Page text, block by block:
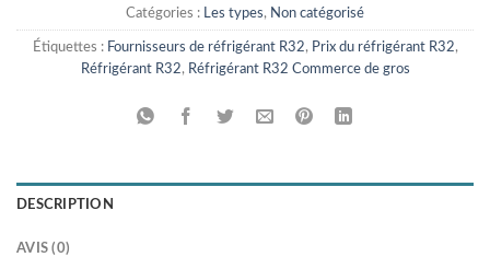
Catégories : Les types, Non catégorisé
Étiquettes : Fournisseurs de réfrigérant R32, Prix du réfrigérant R32,
Réfrigérant R32, Réfrigérant R32 Commerce de gros
DESCRIPTION
AVIS (0)